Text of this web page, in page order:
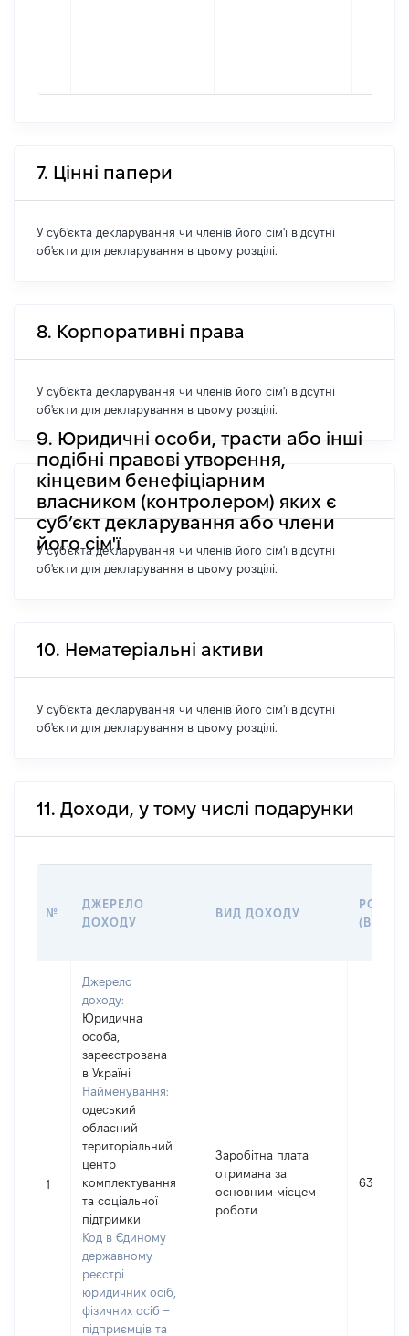
7. Цінні папери
У суб'єкта декларування чи членів його сім'ї відсутні
об'єкти для декларування в цьому розділі.
8. Корпоративні права
У суб'єкта декларування чи членів його сім'ї відсутні
об'єкти для декларування в цьому розділі.
9. Юридичні особи, трасти або інші
подібні правові утворення,
кінцевим бенефіціарним
власником (контролером) яких є
суб’єкт декларування або члени
його сім'ї
У суб'єкта декларування чи членів його сім'ї відсутні
об'єкти для декларування в цьому розділі.
10. Нематеріальні активи
У суб'єкта декларування чи членів його сім'ї відсутні
об'єкти для декларування в цьому розділі.
11. Доходи, у тому числі подарунки
№
ДЖЕРЕЛО
ДОХОДУ
ВИД ДОХОДУ
РОЗМІР
1
Джерело
доходу:
Юридична
особа,
зареєстрована
в Україні
Найменування:
одеський
обласний
територіальний
центр
комплектування
та соціальної
підтримки
Код в Єдиному
державному
реєстрі
юридичних осіб,
фізичних осіб –
підприємців та
Заробітна плата
отримана за
основним місцем
роботи
630491